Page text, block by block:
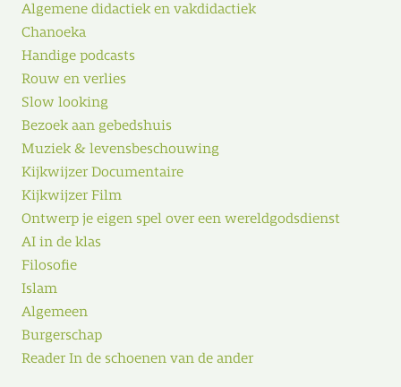
Algemene didactiek en vakdidactiek
Chanoeka
Handige podcasts
Rouw en verlies
Slow looking
Bezoek aan gebedshuis
Muziek & levensbeschouwing
Kijkwijzer Documentaire
Kijkwijzer Film
Ontwerp je eigen spel over een wereldgodsdienst
AI in de klas
Filosofie
Islam
Algemeen
Burgerschap
Reader In de schoenen van de ander